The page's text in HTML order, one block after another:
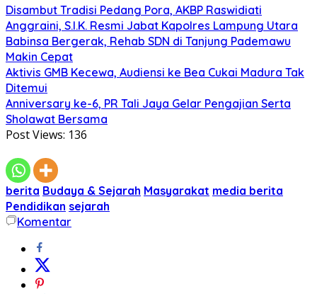
Disambut Tradisi Pedang Pora, AKBP Raswidiati
Anggraini, S.I.K. Resmi Jabat Kapolres Lampung Utara
Babinsa Bergerak, Rehab SDN di Tanjung Pademawu
Makin Cepat
Aktivis GMB Kecewa, Audiensi ke Bea Cukai Madura Tak
Ditemui
Anniversary ke-6, PR Tali Jaya Gelar Pengajian Serta
Sholawat Bersama
Post Views: 136
berita Budaya & Sejarah Masyarakat media berita
Pendidikan sejarah
Komentar